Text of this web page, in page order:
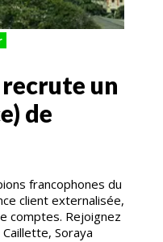
un
de
francophones du
client externalisée,
comptes. Rejoignez
Soraya